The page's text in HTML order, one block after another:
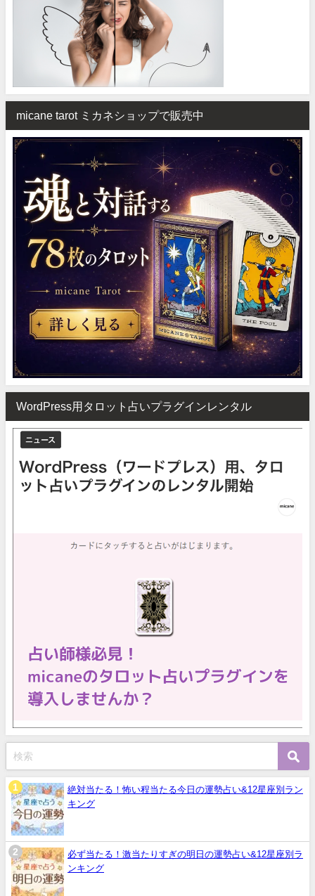
micane tarot ミカネショップで販売中
WordPress用タロット占いプラグインレンタル
絶対当たる！怖い程当たる今日の運勢占い&12星座別ラン
キング
必ず当たる！激当たりすぎの明日の運勢占い&12星座別ラ
ンキング